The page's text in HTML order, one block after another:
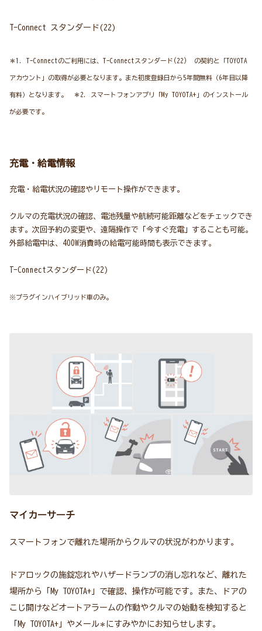
T-Connect スタンダード(22)
＊1. T-Connectのご利用には、T-Connectスタンダード(22) の契約と「TOYOTA
アカウント」の取得が必要となります。また初度登録日から5年間無料（6年目以降
有料）となります。 ＊2. スマートフォンアプリ「My TOYOTA+」のインストール
が必要です。
充電・給電情報
充電・給電状況の確認やリモート操作ができます。
クルマの充電状況の確認、電池残量や航続可能距離などをチェックでき
ます。次回予約の変更や、遠隔操作で「今すぐ充電」することも可能。
外部給電中は、400W消費時の給電可能時間も表示できます。
T-Connectスタンダード(22)
※プラグインハイブリッド車のみ。
マイカーサーチ
スマートフォンで離れた場所からクルマの状況がわかります。
ドアロックの施錠忘れやハザードランプの消し忘れなど、離れた
場所から「My TOYOTA+」で確認、操作が可能です。また、ドアの
こじ開けなどオートアラームの作動やクルマの始動を検知すると
「My TOYOTA+」やメール＊ にすみやかにお知らせします。